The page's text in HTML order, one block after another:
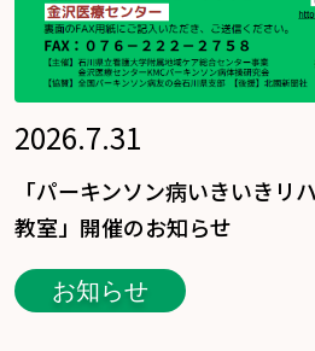
2026.7.31
「パーキンソン病いきいきリ
教室」開催のお知らせ
お知らせ